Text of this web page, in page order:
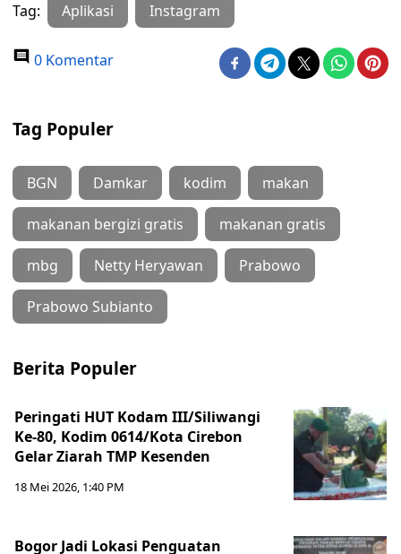
Tag: Aplikasi Instagram
0 Komentar
Tag Populer
BGN Damkar kodim makan
makanan bergizi gratis makanan gratis
mbg Netty Heryawan Prabowo
Prabowo Subianto
Berita Populer
Peringati HUT Kodam III/Siliwangi
Ke-80, Kodim 0614/Kota Cirebon
Gelar Ziarah TMP Kesenden
18 Mei 2026, 1:40 PM
Bogor Jadi Lokasi Penguatan